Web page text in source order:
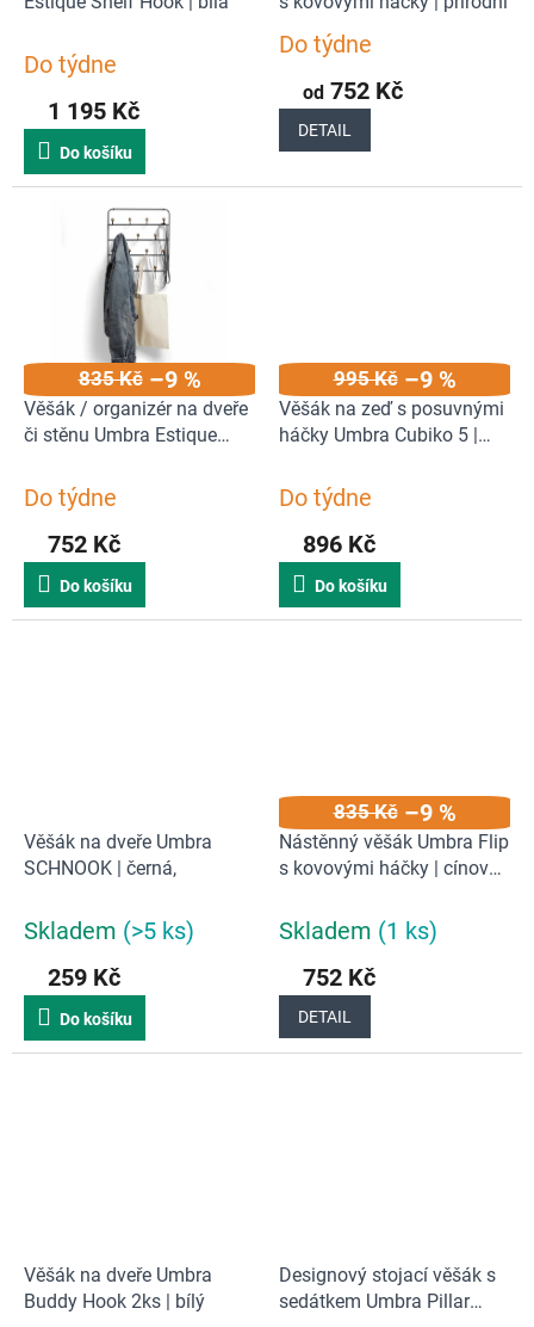
Do týdne
1 195 Kč
Do košíku
Průměrné
produktu
je
5,0
5
Do týdne
od 752 Kč
DETAIL
835 Kč –9 %
Věšák / organizér na dveře
či stěnu Umbra Estique
Do týdne
752 Kč
Do košíku
995 Kč –9 %
Věšák na zeď s posuvnými
háčky Umbra Cubiko 5 |
Do týdne
896 Kč
Do košíku
Věšák na dveře Umbra
SCHNOOK | černá,
Skladem (>5 ks)
259 Kč
Do košíku
835 Kč –9 %
Nástěnný věšák Umbra Flip
s kovovými háčky | cínový
Skladem (1 ks)
752 Kč
DETAIL
Věšák na dveře Umbra
Buddy Hook 2ks | bílý
Designový stojací věšák s
sedátkem Umbra Pillar